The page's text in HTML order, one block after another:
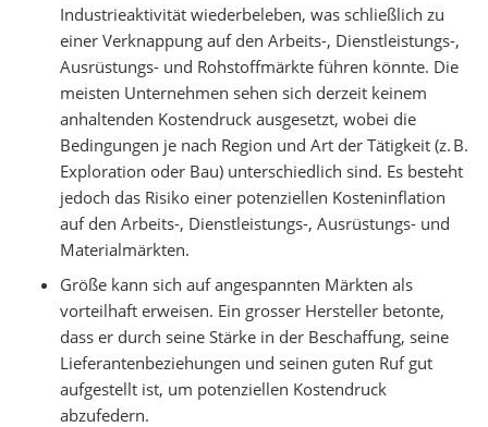
Industrieaktivität wiederbeleben, was schließlich zu
einer Verknappung auf den Arbeits-, Dienstleistungs-,
Ausrüstungs- und Rohstoffmärkte führen könnte. Die
meisten Unternehmen sehen sich derzeit keinem
anhaltenden Kostendruck ausgesetzt, wobei die
Bedingungen je nach Region und Art der Tätigkeit (z. B.
Exploration oder Bau) unterschiedlich sind. Es besteht
jedoch das Risiko einer potenziellen Kosteninflation
auf den Arbeits-, Dienstleistungs-, Ausrüstungs- und
Materialmärkten.
Größe kann sich auf angespannten Märkten als
vorteilhaft erweisen. Ein grosser Hersteller betonte,
dass er durch seine Stärke in der Beschaffung, seine
Lieferantenbeziehungen und seinen guten Ruf gut
aufgestellt ist, um potenziellen Kostendruck
abzufedern.